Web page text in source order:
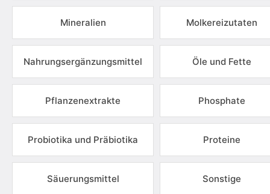
Mineralien Molkereizutaten
Nahrungsergänzungsmittel Öle und Fette
Pflanzenextrakte Phosphate
Probiotika und Präbiotika Proteine
Säuerungsmittel Sonstige